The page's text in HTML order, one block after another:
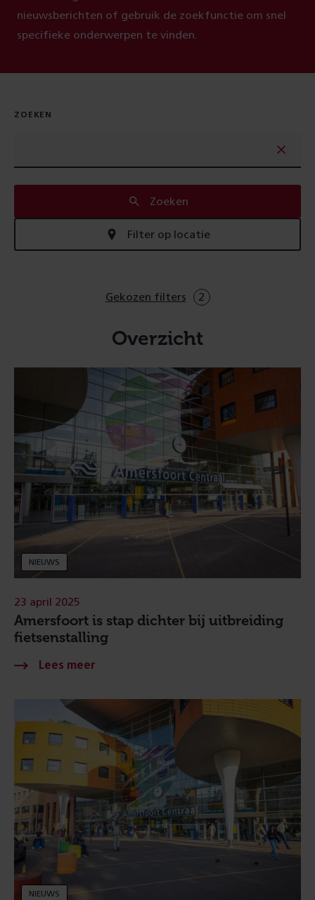
nieuwsberichten of gebruik de zoekfunctie om snel
specifieke onderwerpen te vinden.
ZOEKEN
Zoeken
Filter op locatie
Gekozen filters 2
Overzicht
NIEUWS
Amersfoort is stap dichter bij uitbreiding
fietsenstalling
23 april 2025
NIEUWS